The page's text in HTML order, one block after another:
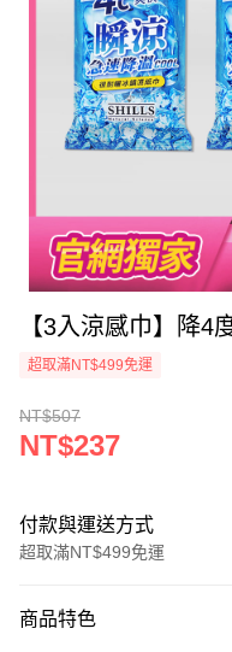
【3入涼感巾】降4
超取滿NT$499免運
NT$507
NT$237
付款與運送方式
超取滿NT$499免運
信用卡一次付款
商品特色